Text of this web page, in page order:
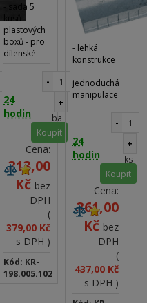
- sada 5
plastových
boxů - pro
dílenské
24
hodin
-
+
bal
Koupit
Cena:
313,00
Kč bez
DPH
(
379,00 Kč
s DPH )
Kód: KR-
198.005.102
- lehká
konstrukce
-
jednoduchá
manipulace
vozíky
HIGHTECH -
lze použít
přepážku
24
hodin
-
+
ks
Koupit
Cena:
361,00
Kč bez
DPH
(
437,00 Kč
s DPH )